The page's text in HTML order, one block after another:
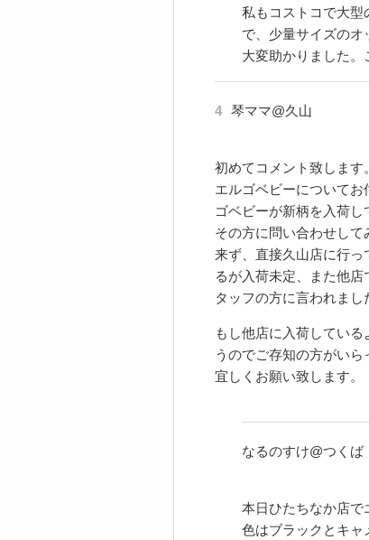
私もコストコで大型
で、少量サイズのオ
大変助かりました。
4 琴ママ@久山
初めてコメント致します。
エルゴベビーについて
ゴベビーが新柄を入荷し
その方に問い合わせし
来ず、直接久山店に行
るが入荷未定、また他
タッフの方に言われまし
もし他店に入荷してい
うのでご存知の方がいら
宜しくお願い致します。
なるのすけ@つくば
本日ひたちなか店で
色はブラックとキャ